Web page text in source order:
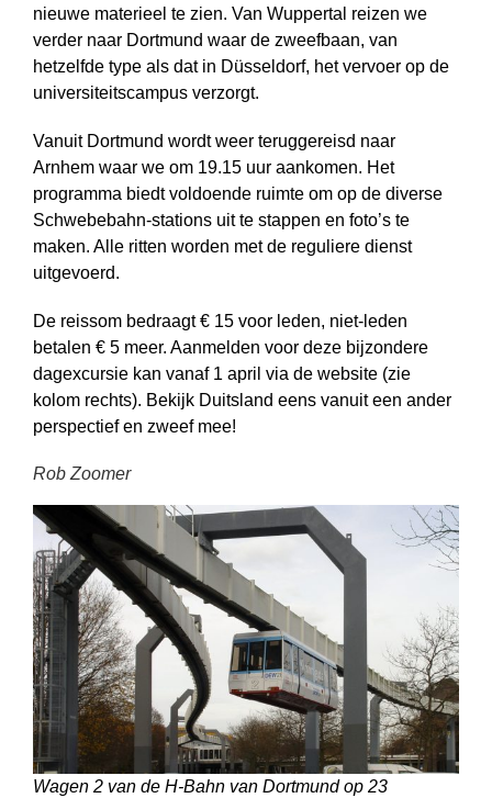
nieuwe materieel te zien. Van Wuppertal reizen we
verder naar Dortmund waar de zweefbaan, van
hetzelfde type als dat in Düsseldorf, het vervoer op de
universiteitscampus verzorgt.
Vanuit Dortmund wordt weer teruggereisd naar
Arnhem waar we om 19.15 uur aankomen. Het
programma biedt voldoende ruimte om op de diverse
Schwebe­bahn-stations uit te stappen en foto’s te
maken. Alle ritten worden met de reguliere dienst
uitgevoerd.
De reissom bedraagt € 15 voor leden, niet-leden
betalen € 5 meer. Aanmelden voor deze bijzondere
dagexcursie kan vanaf 1 april via de website (zie
kolom rechts). Bekijk Duitsland eens vanuit een ander
perspectief en zweef mee!
Rob Zoomer
Wagen 2 van de H-Bahn van Dortmund op 23